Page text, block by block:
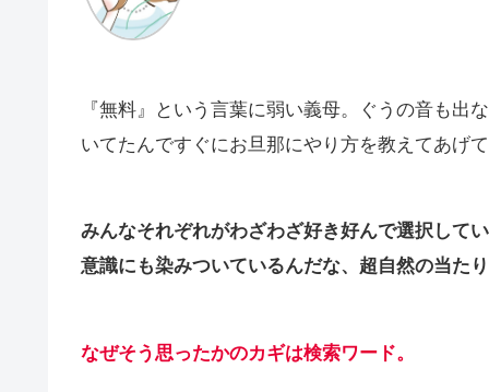
『無料』という言葉に弱い義母。ぐうの音も出
いてたんですぐにお旦那にやり方を教えてあげ
みんなそれぞれがわざわざ好き好んで選択して
意識にも染みついているんだな、超自然の当た
なぜそう思ったかのカギは検索ワード。